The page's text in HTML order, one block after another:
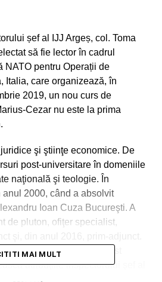
șef al IJJ Argeș, col. Toma
să fie lector în cadrul
NATO pentru Operații de
Italia, care organizează, în
2019, un nou curs de
Cezar nu este la prima
şi ştiinţe economice. De
post-universitare în domeniile
naţională şi teologie. În
2000, când a absolvit
Ioan Cuza Bucureşti. A
de pluton, ofiţer specialist,
luni, în anul 2017, a fost
atribuţiile inspectorului şef al
MAI MULT